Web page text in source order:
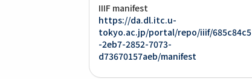
IIIF manifest
https://da.dl.itc.u-
tokyo.ac.jp/portal/repo/iiif/685c84c5
-2eb7-2852-7073-
d73670157aeb/manifest